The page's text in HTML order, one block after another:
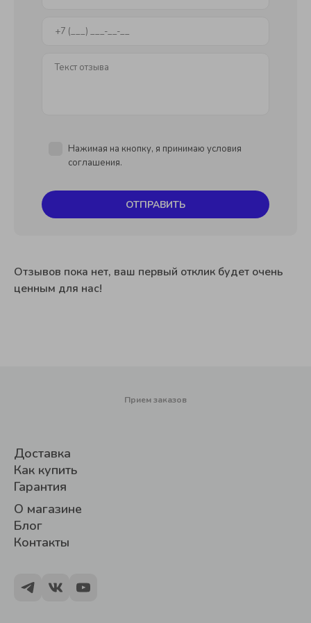
Нажимая на кнопку, я принимаю условия
соглашения.
ОТПРАВИТЬ
Отзывов пока нет, ваш первый отклик будет очень
ценным для нас!
Доставка
Как купить
Гарантия
О магазине
Блог
Контакты
Прием заказов